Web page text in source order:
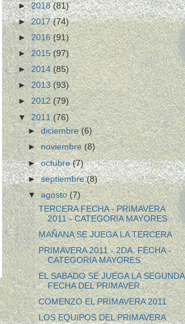
►2018(81)
►2017(74)
► 2016(91)
►2015(97)
►2014(85)
►2013(93)
►2012(79)
▼ 2011(76)
►diciembre(6)
►noviembre(8)
►octubre(7)
►septiembre(8)
▼agosto(7)
TERCERA FECHA - PRIMAVERA
2011 - CATEGORIA MAYORES
MAÑANA SE JUEGA LA TERCERA
PRIMAVERA 2011 - 2DA. FECHA -
CATEGORIA MAYORES
EL SABADO SE JUEGA LA SEGUNDA
FECHA DEL PRIMAVER...
COMENZO EL PRIMAVERA 2011
LOS EQUIPOS DEL PRIMAVERA